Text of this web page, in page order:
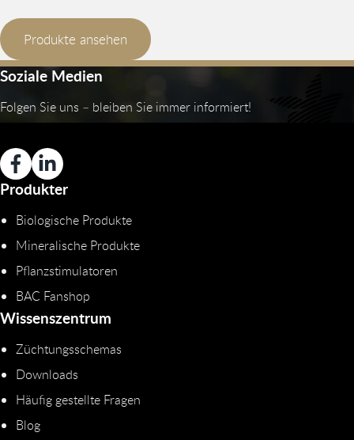
Produkte ansehen
Soziale Medien
Folgen Sie uns – bleiben Sie immer informiert!
Produkter
Biologische Produkte
Mineralische Produkte
Pflanzstimulatoren
BAC Fanshop
Wissenszentrum
Züchtungsschemas
Downloads
Häufig gestellte Fragen
Blog